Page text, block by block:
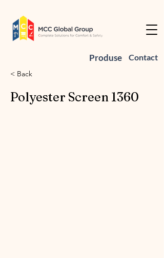
Produse Contact
< Back
Polyester Screen 1360